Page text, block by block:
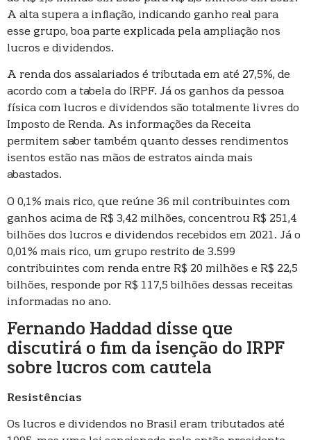
A alta supera a inflação, indicando ganho real para
esse grupo, boa parte explicada pela ampliação nos
lucros e dividendos.
A renda dos assalariados é tributada em até 27,5%, de
acordo com a tabela do IRPF. Já os ganhos da pessoa
física com lucros e dividendos são totalmente livres do
Imposto de Renda. As informações da Receita
permitem saber também quanto desses rendimentos
isentos estão nas mãos de estratos ainda mais
abastados.
O 0,1% mais rico, que reúne 36 mil contribuintes com
ganhos acima de R$ 3,42 milhões, concentrou R$ 251,4
bilhões dos lucros e dividendos recebidos em 2021. Já o
0,01% mais rico, um grupo restrito de 3.599
contribuintes com renda entre R$ 20 milhões e R$ 22,5
bilhões, responde por R$ 117,5 bilhões dessas receitas
informadas no ano.
Fernando Haddad disse que
discutirá o fim da isenção do IRPF
sobre lucros com cautela
Resistências
Os lucros e dividendos no Brasil eram tributados até